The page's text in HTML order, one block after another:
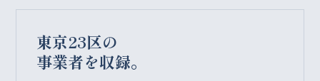
東京23区の
事業者を収録。